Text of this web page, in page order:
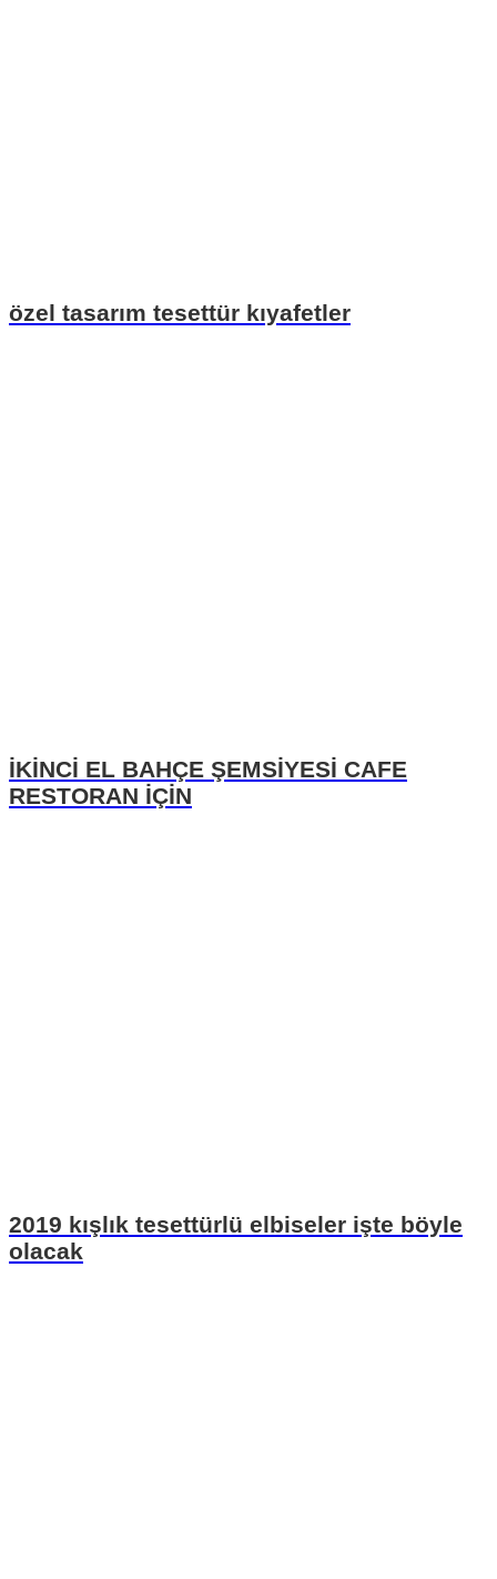
özel tasarım tesettür kıyafetler
İKİNCİ EL BAHÇE ŞEMSİYESİ CAFE
RESTORAN İÇİN
2019 kışlık tesettürlü elbiseler işte böyle
olacak